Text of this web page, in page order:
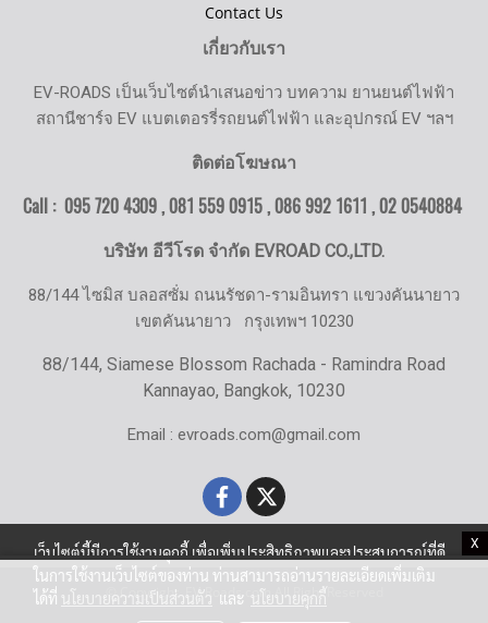
X
Contact Us
เกี่ยวกับเรา
EV-ROADS เป็นเว็บไซต์นำเสนอข่าว บทความ ยานยนต์ไฟฟ้า
สถานีชาร์จ EV แบตเตอรรี่รถยนต์ไฟฟ้า และอุปกรณ์ EV ฯลฯ
ติดต่อโฆษณา
Call : 095 720 4309 , 081 559 0915 , 086 992 1611 ,02 0540884
บริษัท อีวีโรด จำกัด EVROAD CO.,LTD.
88/144 ไซมิส บลอสซั่ม ถนนรัชดา-รามอินทรา แขวงคันนายาว
เขตคันนายาว กรุงเทพฯ 10230
88/144, Siamese Blossom Rachada - Ramindra Road
Kannayao, Bangkok, 10230
Email : evroads.com@gmail.com
© Copyright EV-Roads.com All Right Reserved
เว็บไซต์นี้มีการใช้งานคุกกี้ เพื่อเพิ่มประสิทธิภาพและประสบการณ์ที่ดี
ในการใช้งานเว็บไซต์ของท่าน ท่านสามารถอ่านรายละเอียดเพิ่มเติม
ได้ที่ นโยบายความเป็นส่วนตัว และ นโยบายคุกกี้